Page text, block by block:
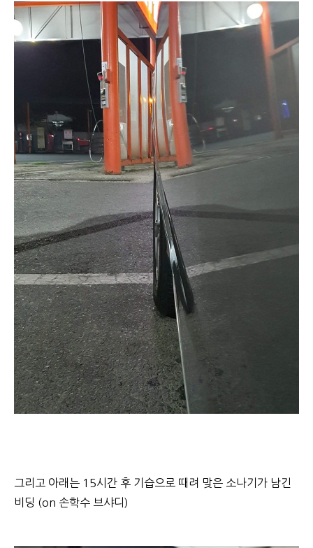
그리고 아래는 15시간 후 기습으로 때려 맞은 소나기가 남긴
비딩 (on 손학수 브샤디)